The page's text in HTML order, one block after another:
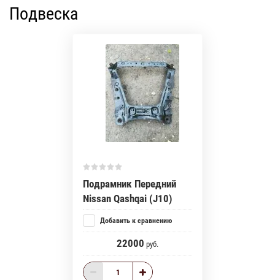
Подвеска
Подрамник Передний
Nissan Qashqai (J10)
Добавить к сравнению
22000 руб.